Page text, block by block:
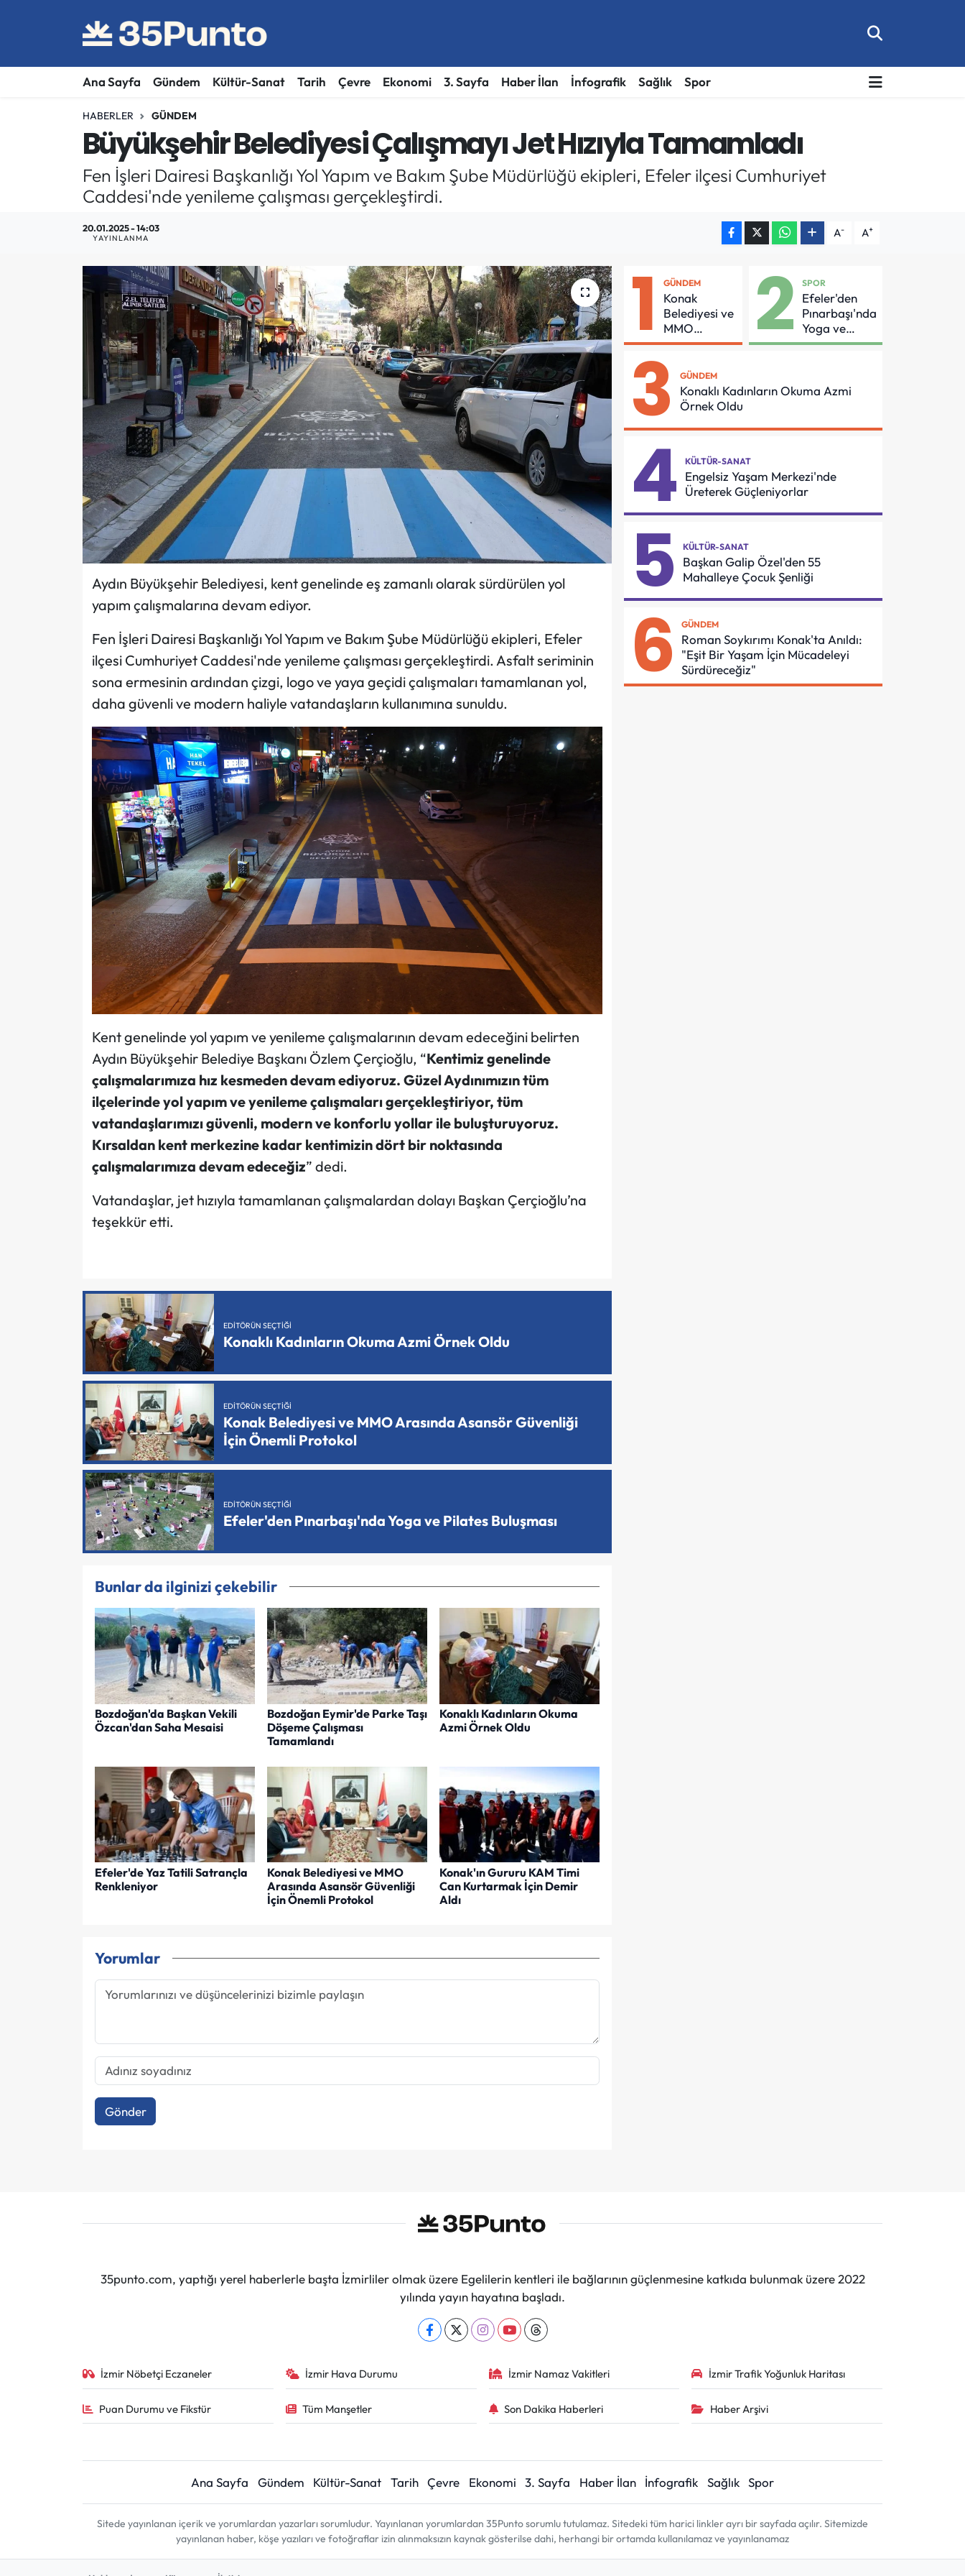
Ana Sayfa Gündem Kültür-Sanat Tarih Çevre Ekonomi 3. Sayfa Haber İlan İnfografik Sağlık Spor
HABERLER GÜNDEM
Büyükşehir Belediyesi Çalışmayı Jet Hızıyla Tamamladı
Fen İşleri Dairesi Başkanlığı Yol Yapım ve Bakım Şube Müdürlüğü ekipleri, Efeler ilçesi Cumhuriyet
Caddesi'nde yenileme çalışması gerçekleştirdi.
20.01.2025 - 14:03
YAYINLANMA A- A+
Aydın Büyükşehir Belediyesi, kent genelinde eş zamanlı olarak sürdürülen yol
yapım çalışmalarına devam ediyor.
Fen İşleri Dairesi Başkanlığı Yol Yapım ve Bakım Şube Müdürlüğü ekipleri, Efeler
ilçesi Cumhuriyet Caddesi'nde yenileme çalışması gerçekleştirdi. Asfalt seriminin
sona ermesinin ardından çizgi, logo ve yaya geçidi çalışmaları tamamlanan yol,
daha güvenli ve modern haliyle vatandaşların kullanımına sunuldu.
Kent genelinde yol yapım ve yenileme çalışmalarının devam edeceğini belirten
Aydın Büyükşehir Belediye Başkanı Özlem Çerçioğlu, “Kentimiz genelinde
çalışmalarımıza hız kesmeden devam ediyoruz. Güzel Aydınımızın tüm
ilçelerinde yol yapım ve yenileme çalışmaları gerçekleştiriyor, tüm
vatandaşlarımızı güvenli, modern ve konforlu yollar ile buluşturuyoruz.
Kırsaldan kent merkezine kadar kentimizin dört bir noktasında
çalışmalarımıza devam edeceğiz” dedi.
Vatandaşlar, jet hızıyla tamamlanan çalışmalardan dolayı Başkan Çerçioğlu’na
teşekkür etti.
EDITÖRÜN SEÇTIĞI
Konaklı Kadınların Okuma Azmi Örnek Oldu
EDITÖRÜN SEÇTIĞI
Konak Belediyesi ve MMO Arasında Asansör Güvenliği
İçin Önemli Protokol
EDITÖRÜN SEÇTIĞI
Efeler'den Pınarbaşı'nda Yoga ve Pilates Buluşması
Bunlar da ilginizi çekebilir
Bozdoğan'da Başkan Vekili
Özcan'dan Saha Mesaisi
Bozdoğan Eymir'de Parke Taşı
Döşeme Çalışması
Tamamlandı
Konaklı Kadınların Okuma
Azmi Örnek Oldu
Efeler'de Yaz Tatili Satrançla
Renkleniyor
Konak Belediyesi ve MMO
Arasında Asansör Güvenliği
İçin Önemli Protokol
Konak'ın Gururu KAM Timi
Can Kurtarmak İçin Demir
Aldı
Yorumlar
Gönder
1 GÜNDEM
Konak
Belediyesi ve
MMO
Arasında
Güvenliği İçin
Önemli
Protokol
2 SPOR
Efeler'den
Pınarbaşı'nda
Yoga ve
Pilates
3 GÜNDEM
Konaklı Kadınların Okuma Azmi
Örnek Oldu
4 KÜLTÜR-SANAT
Engelsiz Yaşam Merkezi'nde
Üreterek Güçleniyorlar
5 KÜLTÜR-SANAT
Başkan Galip Özel'den 55
Mahalleye Çocuk Şenliği
6 GÜNDEM
Roman Soykırımı Konak'ta Anıldı:
"Eşit Bir Yaşam İçin Mücadeleyi
Sürdüreceğiz"
35punto.com, yaptığı yerel haberlerle başta İzmirliler olmak üzere Egelilerin kentleri ile bağlarının güçlenmesine katkıda bulunmak üzere 2022
yılında yayın hayatına başladı.
İzmir Nöbetçi Eczaneler İzmir Hava Durumu İzmir Namaz Vakitleri İzmir Trafik Yoğunluk Haritası
Puan Durumu ve Fikstür Tüm Manşetler Son Dakika Haberleri Haber Arşivi
Ana Sayfa Gündem Kültür-Sanat Tarih Çevre Ekonomi 3. Sayfa Haber İlan İnfografik Sağlık Spor
Sitede yayınlanan içerik ve yorumlardan yazarları sorumludur. Yayınlanan yorumlardan 35Punto sorumlu tutulamaz. Sitedeki tüm harici linkler ayrı bir sayfada açılır. Sitemizde
yayınlanan haber, köşe yazıları ve fotoğraflar izin alınmaksızın kaynak gösterilse dahi, herhangi bir ortamda kullanılamaz ve yayınlanamaz